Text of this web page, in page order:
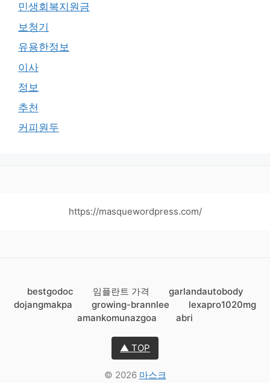
민생회복지원금
보청기
유용한정보
이사
정보
추천
커피원두
https://masquewordpress.com/
bestgodoc 임플란트 가격
garlandautobody
dojangmakpa
growing-brannlee
lexapro1020mg
amankomunazgoa
abri
▲ TOP
© 2026 마스크